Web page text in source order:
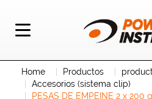
Home Productos
Accesorios (sistema clip)
PESAS DE EMPEINE 2 x 200